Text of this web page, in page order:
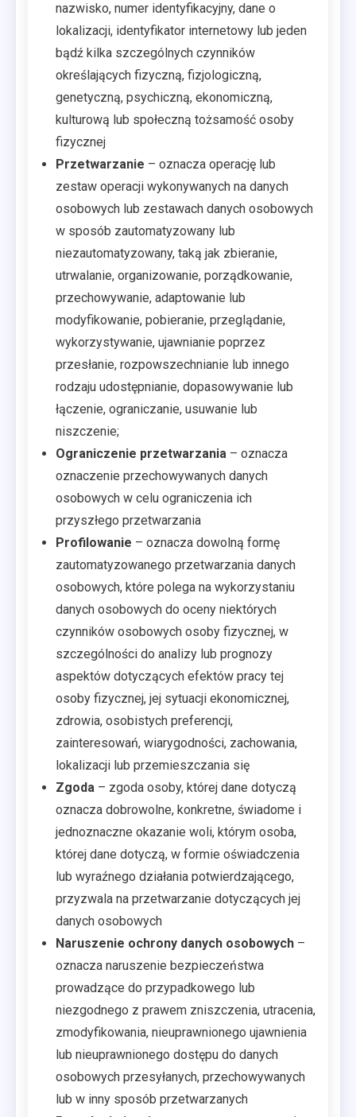
nazwisko, numer identyfikacyjny, dane o
lokalizacji, identyfikator internetowy lub jeden
bądź kilka szczególnych czynników
określających fizyczną, fizjologiczną,
genetyczną, psychiczną, ekonomiczną,
kulturową lub społeczną tożsamość osoby
fizycznej
Przetwarzanie – oznacza operację lub
zestaw operacji wykonywanych na danych
osobowych lub zestawach danych osobowych
w sposób zautomatyzowany lub
niezautomatyzowany, taką jak zbieranie,
utrwalanie, organizowanie, porządkowanie,
przechowywanie, adaptowanie lub
modyfikowanie, pobieranie, przeglądanie,
wykorzystywanie, ujawnianie poprzez
przesłanie, rozpowszechnianie lub innego
rodzaju udostępnianie, dopasowywanie lub
łączenie, ograniczanie, usuwanie lub
niszczenie;
Ograniczenie przetwarzania – oznacza
oznaczenie przechowywanych danych
osobowych w celu ograniczenia ich
przyszłego przetwarzania
Profilowanie – oznacza dowolną formę
zautomatyzowanego przetwarzania danych
osobowych, które polega na wykorzystaniu
danych osobowych do oceny niektórych
czynników osobowych osoby fizycznej, w
szczególności do analizy lub prognozy
aspektów dotyczących efektów pracy tej
osoby fizycznej, jej sytuacji ekonomicznej,
zdrowia, osobistych preferencji,
zainteresowań, wiarygodności, zachowania,
lokalizacji lub przemieszczania się
Zgoda – zgoda osoby, której dane dotyczą
oznacza dobrowolne, konkretne, świadome i
jednoznaczne okazanie woli, którym osoba,
której dane dotyczą, w formie oświadczenia
lub wyraźnego działania potwierdzającego,
przyzwala na przetwarzanie dotyczących jej
danych osobowych
Naruszenie ochrony danych osobowych –
oznacza naruszenie bezpieczeństwa
prowadzące do przypadkowego lub
niezgodnego z prawem zniszczenia, utracenia,
zmodyfikowania, nieuprawnionego ujawnienia
lub nieuprawnionego dostępu do danych
osobowych przesyłanych, przechowywanych
lub w inny sposób przetwarzanych